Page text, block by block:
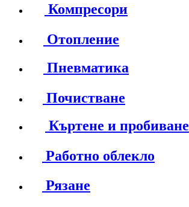
Компресори
Отопление
Пневматика
Почистване
Къртене и пробиване
Работно облекло
Рязане